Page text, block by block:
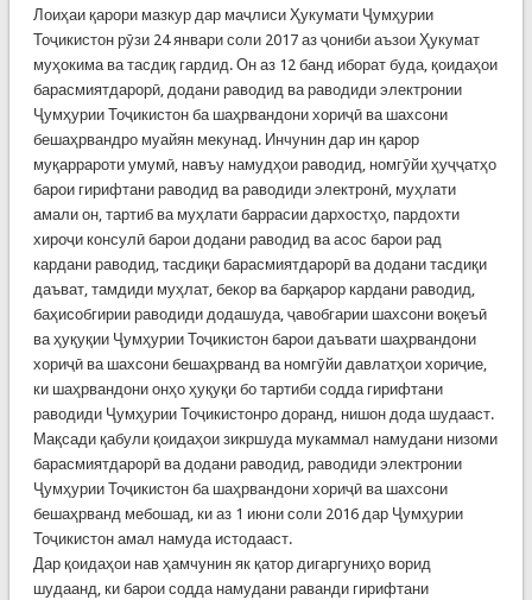
Лоиҳаи қарори мазкур дар маҷлиси Ҳукумати Ҷумҳурии
Тоҷикистон рӯзи 24 январи соли 2017 аз ҷониби аъзои Ҳукумат
муҳокима ва тасдиқ гардид. Он аз 12 банд иборат буда, қоидаҳои
барасмиятдарорӣ, додани раводид ва раводиди электронии
Ҷумҳурии Тоҷикистон ба шаҳрвандони хориҷӣ ва шахсони
бешаҳрвандро муайян мекунад. Инчунин дар ин қарор
муқаррароти умумӣ, навъу намудҳои раводид, номгӯйи ҳуҷҷатҳо
барои гирифтани раводид ва раводиди электронӣ, муҳлати
амали он, тартиб ва муҳлати баррасии дархостҳо, пардохти
хироҷи консулӣ барои додани раводид ва асос барои рад
кардани раводид, тасдиқи барасмиятдарорӣ ва додани тасдиқи
даъват, тамдиди муҳлат, бекор ва барқарор кардани раводид,
баҳисобгирии раводиди додашуда, ҷавобгарии шахсони воқеъӣ
ва ҳуқуқии Ҷумҳурии Тоҷикистон барои даъвати шаҳрвандони
хориҷӣ ва шахсони бешаҳрванд ва номгӯйи давлатҳои хориҷие,
ки шаҳрвандони онҳо ҳуқуқи бо тартиби содда гирифтани
раводиди Ҷумҳурии Тоҷикистонро доранд, нишон дода шудааст.
Мақсади қабули қоидаҳои зикршуда мукаммал намудани низоми
барасмиятдарорӣ ва додани раводид, раводиди электронии
Ҷумҳурии Тоҷикистон ба шаҳрвандони хориҷӣ ва шахсони
бешаҳрванд мебошад, ки аз 1 июни соли 2016 дар Ҷумҳурии
Тоҷикистон амал намуда истодааст.
Дар қоидаҳои нав ҳамчунин як қатор дигаргуниҳо ворид
шудаанд, ки барои содда намудани раванди гирифтани